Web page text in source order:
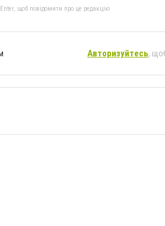
щоб повідомити про це редакцію
Авторизуйтесь,